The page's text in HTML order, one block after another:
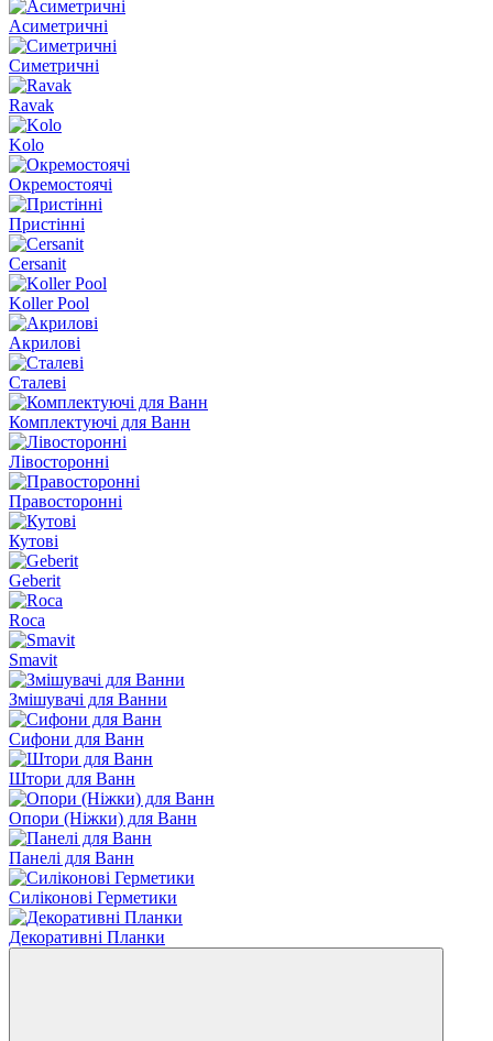
Асиметричні
Симетричні
Ravak
Kolo
Окремостоячі
Пристінні
Cersanit
Koller Pool
Акрилові
Сталеві
Комплектуючі для Ванн
Лівосторонні
Правосторонні
Кутові
Geberit
Roca
Smavit
Змішувачі для Ванни
Сифони для Ванн
Штори для Ванн
Опори (Ніжки) для Ванн
Панелі для Ванн
Силіконові Герметики
Декоративні Планки